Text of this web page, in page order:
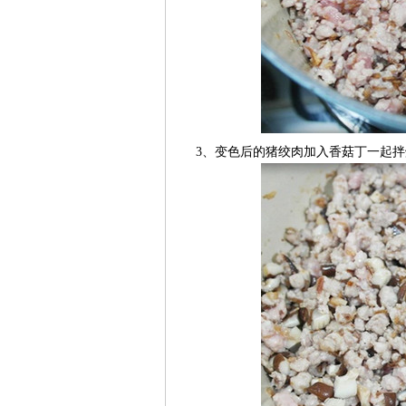
3、变色后的猪绞肉加入香菇丁一起拌